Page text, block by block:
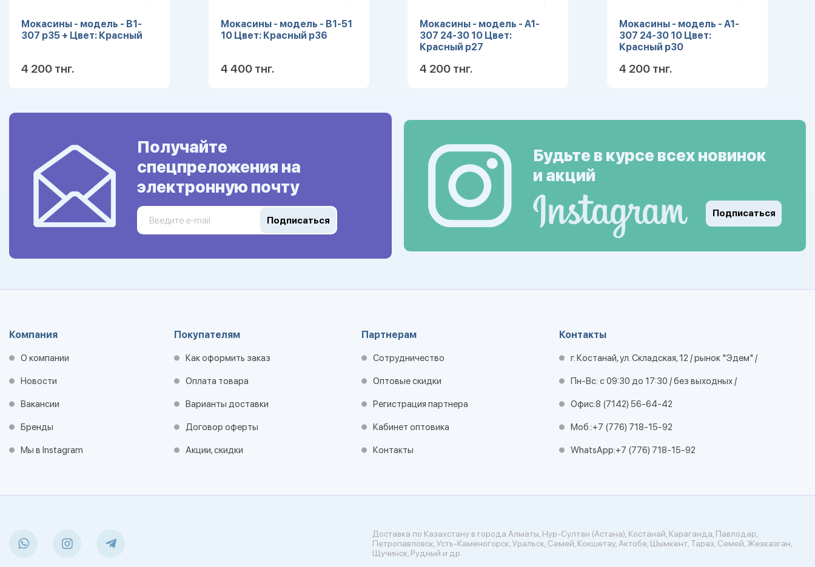
Мокасины - модель - B1-
307 р35 + Цвет: Красный
4 200 тнг.
Мокасины - модель - B1-51
10 Цвет: Красный р36
4 400 тнг.
Мокасины - модель - A1-
307 24-30 10 Цвет:
Красный р27
4 200 тнг.
Мокасины - модель - A1-
307 24-30 10 Цвет:
Красный р30
4 200 тнг.
Получайте
спецпреложения на
электронную почту
Подписаться
Будьте в курсе всех новинок
и акций
Подписаться
Компания
О компании
Новости
Вакансии
Бренды
Мы в Instagram
Покупателям
Как оформить заказ
Оплата товара
Варианты доставки
Договор оферты
Акции, скидки
Партнерам
Сотрудничество
Оптовые скидки
Регистрация партнера
Кабинет оптовика
Контакты
Контакты
г. Костанай, ул. Складская, 12 / рынок "Эдем" /
Пн-Вс: с 09:30 до 17:30 / без выходных /
Офис:8 (7142) 56-64-42
Моб.:+7 (776) 718-15-92
WhatsApp:+7 (776) 718-15-92
Доставка по Казахстану в города Алматы, Нур-Султан (Астана), Костанай, Караганда, Павлодар,
Петропавловск, Усть-Каменогорск, Уральск, Семей, Кокшетау, Актобе, Шымкент, Тараз, Семей, Жезказган,
Щучинск, Рудный и др.